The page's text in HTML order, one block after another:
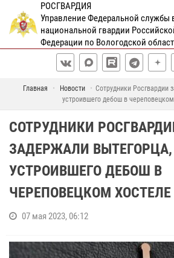
РОСГВАРДИЯ
Управление Федеральной службы
национальной гвардии
Федерации по Вологодской
Главная Новости
Сотрудники Росгвардии
устроившего дебош в
СОТРУДНИКИ
ЗАДЕРЖАЛИ ВЫТЕГОРЦА,
УСТРОИВШЕГО ДЕБОШ В
ЧЕРЕПОВЕЦКОМ ХОСТЕЛЕ
07 мая 2023, 06:12